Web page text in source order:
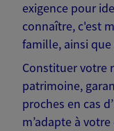
exigence pour
connaître, c'est
famille, ainsi
Constituer votre
patrimoine,
proches en cas
m’adapte à